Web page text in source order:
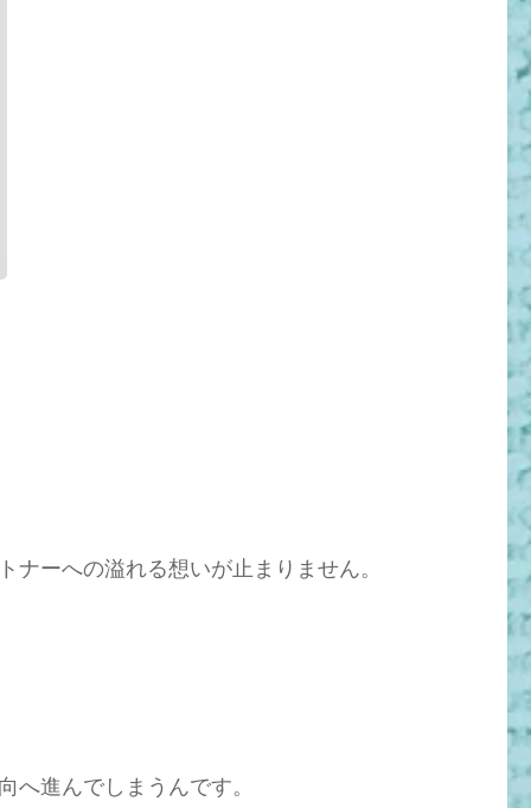
ーへの溢れる想いが止まりません。
進んでしまうんです。